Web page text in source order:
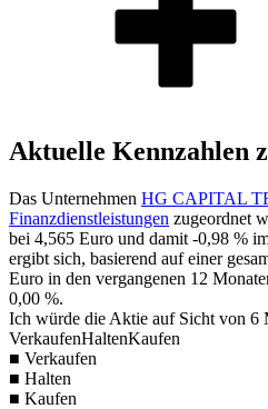
Aktuelle Kennzahlen
Das Unternehmen HG CAPITAL
Finanzdienstleistungen zugeordnet
bei 4,565 Euro und damit -0,98 %
ergibt sich, basierend auf einer
Euro in den vergangenen 12
0,00 %.
Ich würde die Aktie auf Sicht von 6
VerkaufenHaltenKaufen
■ Verkaufen
■ Halten
■ Kaufen